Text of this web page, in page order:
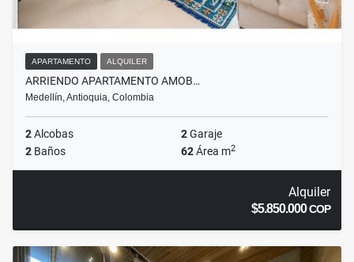
APARTAMENTO ALQUILER
ARRIENDO APARTAMENTO AMOB…
Medellín, Antioquia, Colombia
2Alcobas 2Garaje
2 Baños 62Área m2
Alquiler
$5.850.000COP